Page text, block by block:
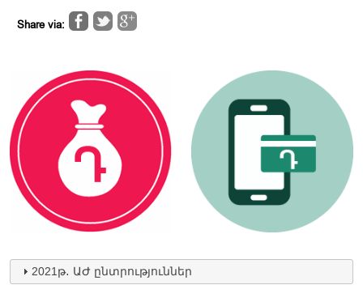
Share via:
2021թ․ ԱԺ ընտրություններ